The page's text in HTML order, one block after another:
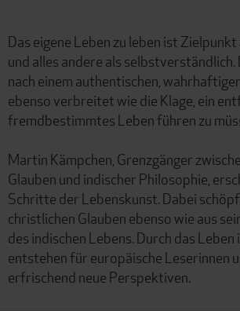
Das eigene Leben zu leben ist
und alles andere als selbstverständlich.
nach einem authentischen,
ebenso verbreitet wie die Klage, ein
fremdbestimmtes Leben führen zu
Martin Kämpchen, Grenzgänger
Glauben und indischer Philosophie,
Schritte der Lebenskunst. Dabei
christlichen Glauben ebenso wie aus
des indischen Lebens. Durch das
entstehen für europäische Leserinnen
erfrischend neue Perspektiven.